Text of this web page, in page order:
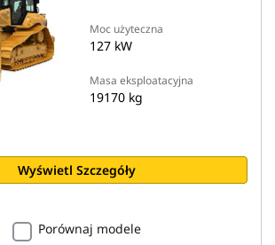
Moc użyteczna
127 kW
Masa eksploatacyjna
19170 kg
Wyświetl Szczegóły
Porównaj modele